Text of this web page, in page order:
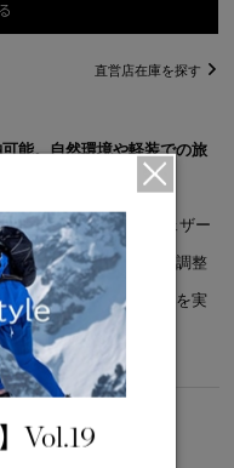
直営店在庫を探す
能。自然環境や軽装での旅
・防風性能を備えたフェザー
。裾にはフィット感を調整
イル同様の高い収納性を実
5°CVol.19